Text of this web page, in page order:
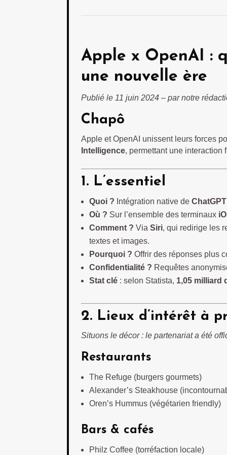
Apple x OpenAI :
une nouvelle ère
Publié le 11 juin 2024 – par notre
Chapô
Apple et OpenAI unissent leurs forces
Intelligence, permettant une interaction
1. L’essentiel
Quoi ? Intégration native de ChatGPT
Où ? Sur l’ensemble des terminaux
Comment ? Via Siri, qui redirige les
textes et images.
Pourquoi ? Offrir des réponses plus
Confidentialité ? Requêtes
Stat clé : selon Statista, 1,05 milliard
2. Lieux d’intérêt à
Situons le décor : le partenariat a été
Restaurants
The Refuge (burgers gourmets)
Alexander’s Steakhouse
Oren’s Hummus (végétarien friendly)
Bars & cafés
Philz Coffee (torréfaction locale)